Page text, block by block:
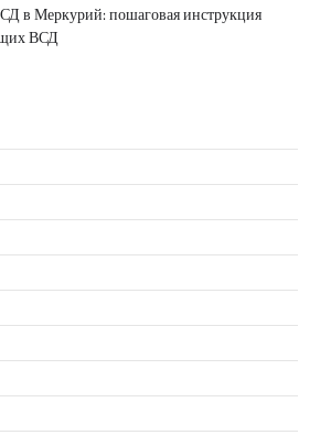
в Меркурий: пошаговая инструкция
ВСД